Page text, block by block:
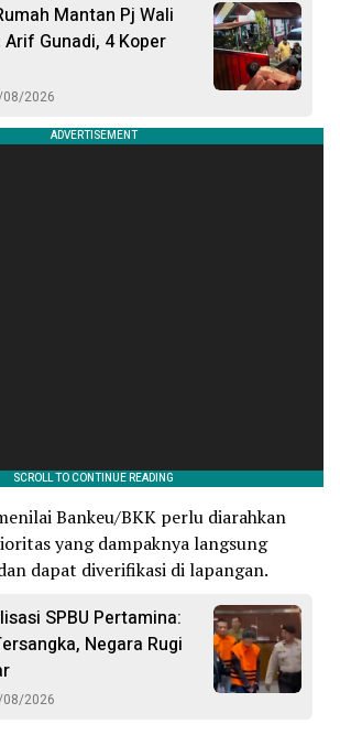
Mantan Pj Wali
Gunadi, 4 Koper
2026
Bankeu/BKK perlu diarahkan
yang dampaknya langsung
dapat diverifikasi di lapangan.
SPBU Pertamina:
Negara Rugi
2026